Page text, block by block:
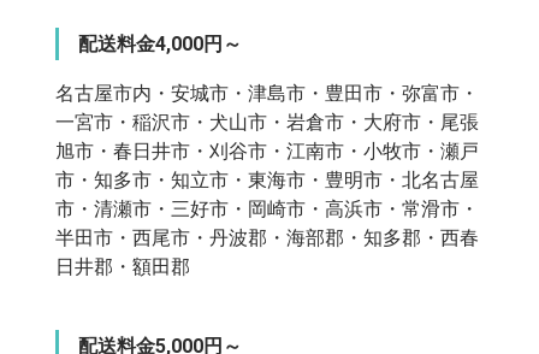
配送料金4,000円～
名古屋市内・安城市・津島市・豊田市・弥富市・
一宮市・稲沢市・犬山市・岩倉市・大府市・尾張
旭市・春日井市・刈谷市・江南市・小牧市・瀬戸
市・知多市・知立市・東海市・豊明市・北名古屋
市・清瀬市・三好市・岡崎市・高浜市・常滑市・
半田市・西尾市・丹波郡・海部郡・知多郡・西春
日井郡・額田郡
配送料金5,000円～